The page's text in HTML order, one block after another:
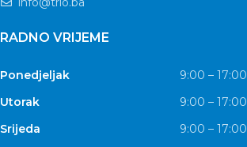
RADNO VRIJEME
Ponedjeljak
9:00 – 17:00
Utorak
9:00 – 17:00
Srijeda
9:00 – 17:00